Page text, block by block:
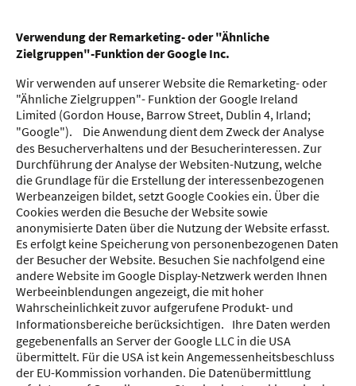
Verwendung der Remarketing- oder "Ähnliche
Zielgruppen"-Funktion der Google Inc.
Wir verwenden auf unserer Website die Remarketing- oder
"Ähnliche Zielgruppen"- Funktion der Google Ireland
Limited (Gordon House, Barrow Street, Dublin 4, Irland;
"Google"). Die Anwendung dient dem Zweck der Analyse
des Besucherverhaltens und der Besucherinteressen. Zur
Durchführung der Analyse der Websiten-Nutzung, welche
die Grundlage für die Erstellung der interessenbezogenen
Werbeanzeigen bildet, setzt Google Cookies ein. Über die
Cookies werden die Besuche der Website sowie
anonymisierte Daten über die Nutzung der Website erfasst.
Es erfolgt keine Speicherung von personenbezogenen Daten
der Besucher der Website. Besuchen Sie nachfolgend eine
andere Website im Google Display-Netzwerk werden Ihnen
Werbeeinblendungen angezeigt, die mit hoher
Wahrscheinlichkeit zuvor aufgerufene Produkt- und
Informationsbereiche berücksichtigen. Ihre Daten werden
gegebenenfalls an Server der Google LLC in die USA
übermittelt. Für die USA ist kein Angemessenheitsbeschluss
der EU-Kommission vorhanden. Die Datenübermittlung